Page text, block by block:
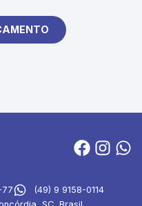
77
(49) 9 9158-0114